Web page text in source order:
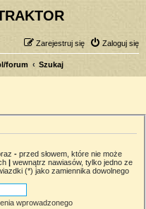
Zaloguj się
Zarejestruj się
forum Szukaj
- przed słowem, które nie może
| wewnątrz nawiasów, tylko jedno ze
(*) jako zamiennika dowolnego
wprowadzonego